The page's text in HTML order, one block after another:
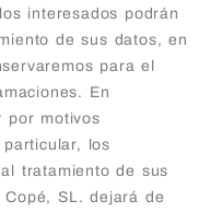
interesados podrán
de sus datos, en
para el
En
por motivos
los
tratamiento de sus
SL. dejará de